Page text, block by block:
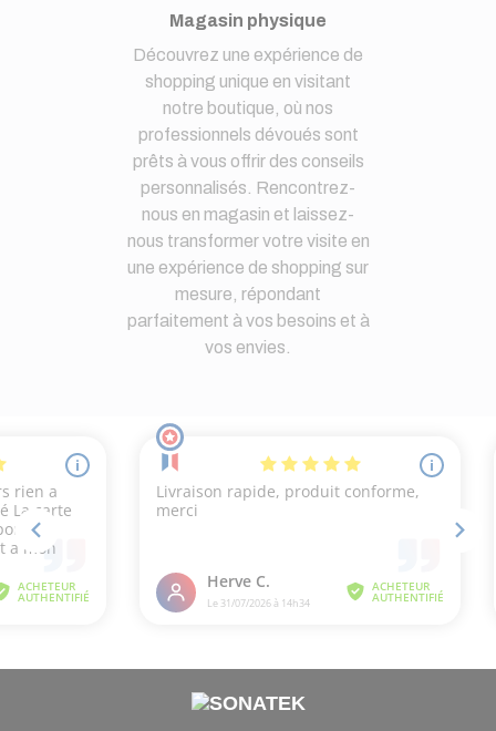
Magasin physique
Découvrez une expérience de
shopping unique en visitant
notre boutique, où nos
professionnels dévoués sont
prêts à vous offrir des conseils
personnalisés. Rencontrez-
nous en magasin et laissez-
nous transformer votre visite en
une expérience de shopping sur
mesure, répondant
parfaitement à vos besoins et à
vos envies.